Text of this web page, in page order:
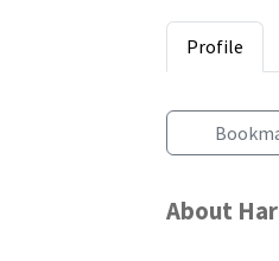
Profile
About